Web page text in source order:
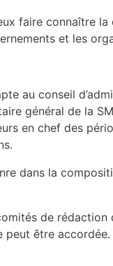
faire connaître
et les
au conseil
général de la
en chef des
dans la
de rédaction
être